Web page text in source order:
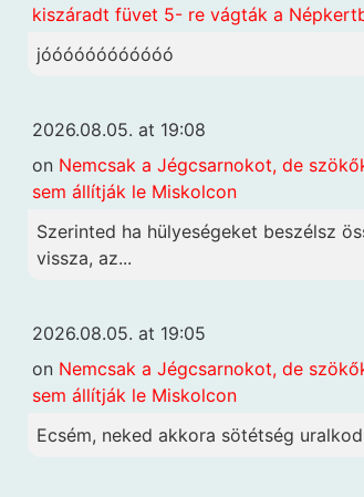
kiszáradt füvet 5- re vágták a
jóóóóóóóóóóóó
2026.08.05. at 19:08
on Nemcsak a Jégcsarnokot, de
sem állítják le Miskolcon
Szerinted ha hülyeségeket beszélsz
vissza, az...
2026.08.05. at 19:05
on Nemcsak a Jégcsarnokot, de
sem állítják le Miskolcon
Ecsém, neked akkora sötétség